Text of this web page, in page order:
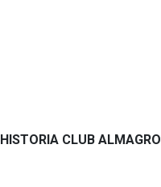
HISTORIA CLUB ALMAGRO